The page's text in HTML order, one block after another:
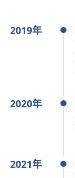
2019年
2020年
2021年